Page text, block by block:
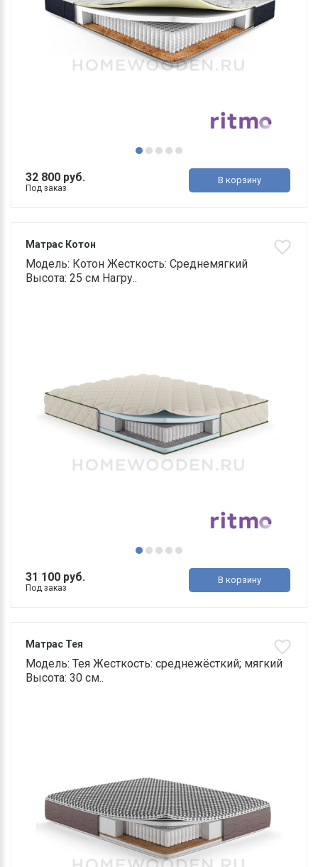
32 800 руб.
Под заказ
В корзину
Матрас Котон
Модель: Котон Жесткость: Среднемягкий
Высота: 25 см Нагру..
31 100 руб.
Под заказ
В корзину
Матрас Тея
Модель: Тея Жесткость: среднежёсткий; мягкий
Высота: 30 см..